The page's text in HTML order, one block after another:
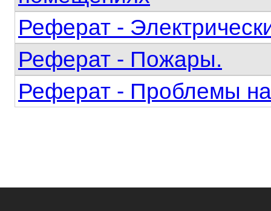
Реферат -
Реферат - Пожары.
Реферат - Проблемы